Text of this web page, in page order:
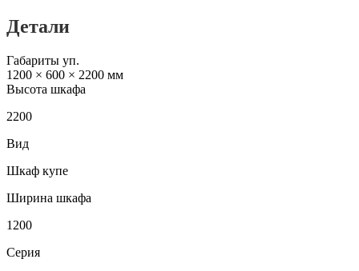
Детали
Габариты уп.
1200 × 600 × 2200 мм
Высота шкафа
2200
Вид
Шкаф купе
Ширина шкафа
1200
Серия